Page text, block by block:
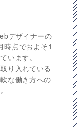
デザイナーの
時点でおよそ1
います。
り入れている
な働き方への